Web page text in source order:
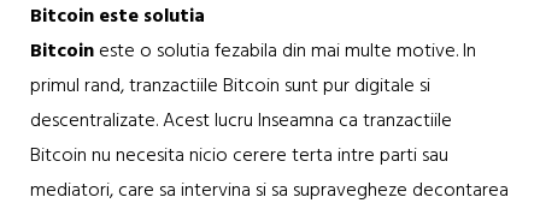
Bitcoin este solutia
Bitcoineste o solutia fezabila din mai multe motive. In
primul rand, tranzactiile Bitcoin sunt pur digitale si
descentralizate. Acest lucru Inseamna ca tranzactiile
Bitcoin nu necesita nicio cerere terta intre parti sau
mediatori, care sa intervina si sa supravegheze decontarea